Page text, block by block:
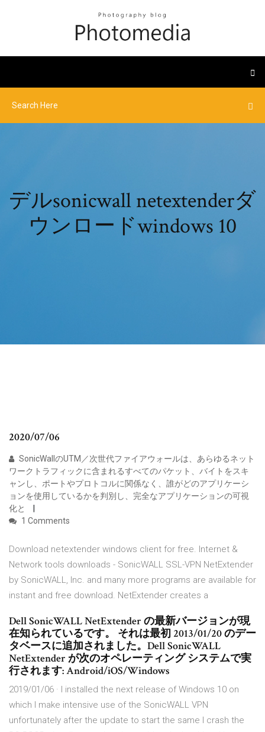
デルsonicwall netextenderダ
ウンロードwindows 10
2020/07/06
SonicWallのUTM／次世代ファイアウォールは、あらゆるネット
ワークトラフィックに含まれるすべてのパケット、バイトをスキ
ャンし、ポートやプロトコルに関係なく、誰がどのアプリケーシ
ョンを使用しているかを判別し、完全なアプリケーションの可視
化と
1 Comments
Download netextender windows client for free. Internet &
Network tools downloads - SonicWALL SSL-VPN NetExtender
by SonicWALL, Inc. and many more programs are available for
instant and free download. NetExtender creates a
Dell SonicWALL NetExtender の最新バージョンが現
在知られているです。 それは最初 2013/01/20 のデー
タベースに追加されました。Dell SonicWALL
NetExtender が次のオペレーティング システムで実
行されます: Android/iOS/Windows
2019/01/06 · I installed the next release of Windows 10 on
which I make intensive use of the SonicWALL VPN
unfortunately after the update to start the same I crash the